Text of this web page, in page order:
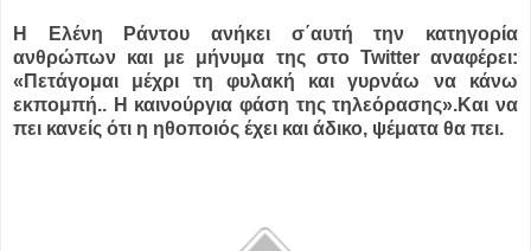
Η Ελένη Ράντου ανήκει σ΄αυτή την κατηγορία
ανθρώπων και με μήνυμα της στο Twitter αναφέρει:
«Πετάγομαι μέχρι τη φυλακή και γυρνάω να κάνω
εκπομπή.. Η καινούργια φάση της τηλεόρασης».Και να
πει κανείς ότι η ηθοποιός έχει και άδικο, ψέματα θα πει.